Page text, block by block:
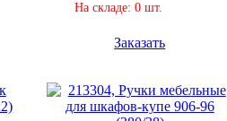
На складе: 0 шт.
Заказать